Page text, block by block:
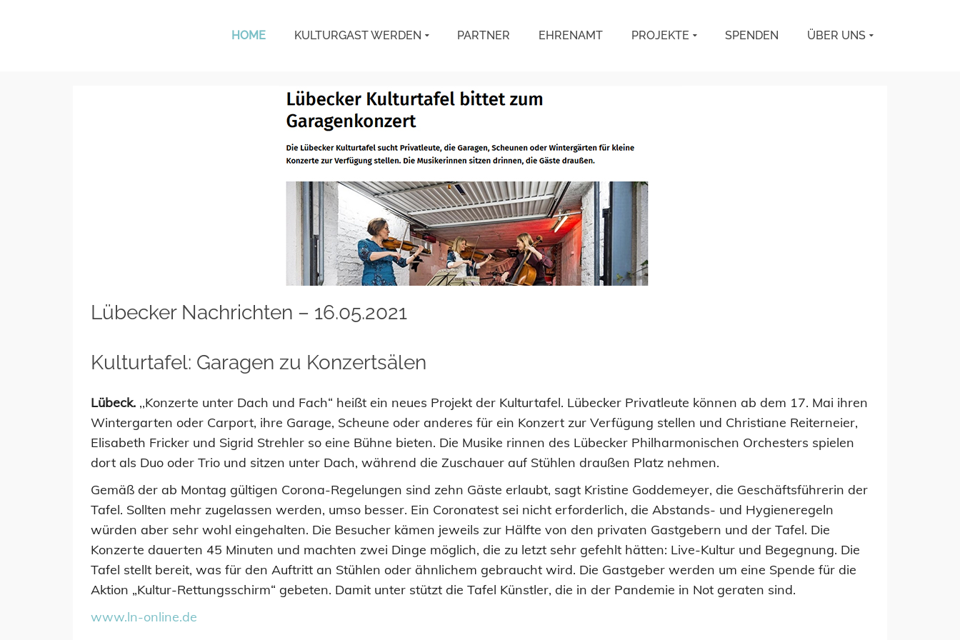
HOME KULTURGAST WERDEN PARTNER EHRENAMT PROJEKTE SPENDEN ÜBER UNS
Lübecker Nachrichten – 16.05.2021
Kulturtafel: Garagen zu Konzertsälen
Lübeck. ,,Konzerte unter Dach und Fach“ heißt ein neues Projekt der Kulturtafel. Lübecker Privatleute können ab dem 17. Mai ihren
Wintergarten oder Carport, ihre Garage, Scheune oder anderes für ein Konzert zur Verfügung stellen und Christiane Reiterneier,
Elisabeth Fricker und Sigrid Strehler so eine Bühne bieten. Die Musike­ rinnen des Lübecker Philharmo­nischen Orchesters spielen
dort als Duo oder Trio und sitzen unter Dach, während die Zuschauer auf Stühlen draußen Platz nehmen.
Gemäß der ab Montag gültigen Corona-Regelungen sind zehn Gäste erlaubt, sagt Kristine Goddemeyer, die Geschäftsführerin der
Tafel. Sollten mehr zugelassen werden, umso besser. Ein Coronatest sei nicht erforderlich, die Abstands- und Hygieneregeln
würden aber sehr wohl eingehalten. Die Besucher kämen jeweils zur Hälfte von den privaten Gastgebern und der Tafel. Die
Konzerte dauerten 45 Minuten und mach­ten zwei Dinge möglich, die zu­ letzt sehr gefehlt hätten: Live-Kul­tur und Begegnung. Die
Tafel stellt bereit, was für den Auftritt an Stühlen oder ähnli­chem gebraucht wird. Die Gastge­ber werden um eine Spende für die
Aktion „Kultur-Rettungsschirm“ gebeten. Damit unter­ stützt die Tafel Künstler, die in der Pandemie in Not geraten sind.
www.ln-online.de